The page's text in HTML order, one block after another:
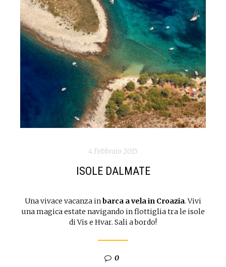
4 Febbraio 2015
ISOLE DALMATE
Una vivace vacanza inbarca a vela in Croazia. Vivi
una magica estate navigando in flottiglia tra le isole
di Vis e Hvar. Sali a bordo!
0